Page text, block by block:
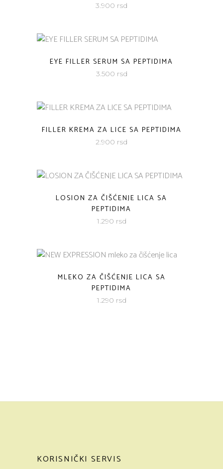
3.900 rsd
EYE FILLER SERUM SA PEPTIDIMA
3.500 rsd
FILLER KREMA ZA LICE SA PEPTIDIMA
2.900 rsd
LOSION ZA ČIŠĆENJE LICA SA
PEPTIDIMA
1.290 rsd
MLEKO ZA ČIŠĆENJE LICA SA
PEPTIDIMA
1.290 rsd
KORISNIČKI SERVIS